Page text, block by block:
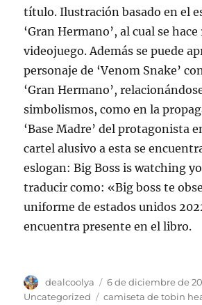
título. Ilustración basado en el
‘Gran Hermano’, al cual se
videojuego. Además se puede
personaje de ‘Venom Snake’
‘Gran Hermano’,
simbolismos, como en la
‘Base Madre’ del protagonista
cartel alusivo a esta se
eslogan: Big Boss is watching
traducir como: «Big boss te
uniforme de estados unidos
encuentra presente en el libro.
Autor
dealcoolya
Publicado
el
6 de diciembre de
Uncategorized
Etiquetas
camiseta de tobin